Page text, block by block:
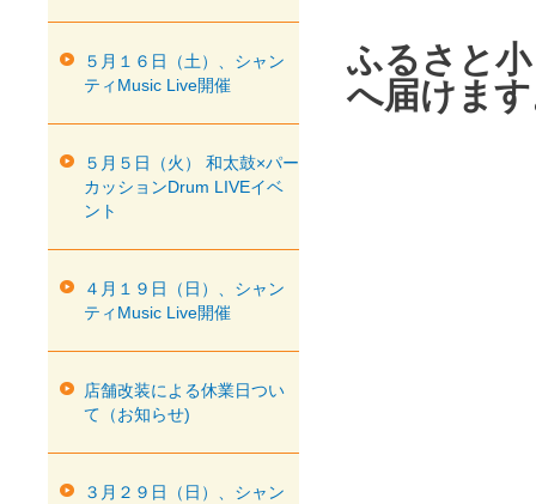
ふるさと
へ届けま
５月１６日（土）、シャン
ティMusic Live開催
５月５日（火） 和太鼓×パー
カッションDrum LIVEイベ
ント
４月１９日（日）、シャン
ティMusic Live開催
店舗改装による休業日つい
て（お知らせ)
３月２９日（日）、シャン